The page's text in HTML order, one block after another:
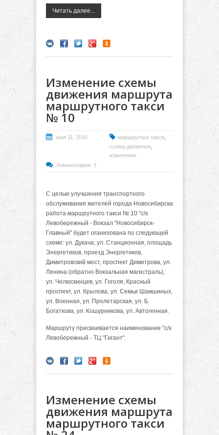
Читать далее...
Изменение схемы
движения маршрута
маршрутного такси
№ 10
мая 11, 2016 маршрутное такси,
схема движения,
изменение
Комментарии: 3
С целью улучшения транспортного
обслуживания жителей города Новосибирска
работа маршрутного такси № 10 "с/х
Левобережный - Вокзал "Новосибирск-
Главный" будет оганизована по следующей
схеме: ул. Дукача, ул. Станционная, площадь
Энергетиков, проезд Энергетиков,
Димитровский мост, проспект Димитрова, ул.
Ленина (обратно Вокзальная магистраль),
ул. Челюскинцев, ул. Гоголя, Красный
проспект, ул. Крылова, ул. Семьи Шамшиных,
ул. Военная, ул. Пролетарская, ул. Б.
Богаткова, ул. Кошурникова, ул. Автогенная.
Маршруту присваивается наименование "с/х
Левобережный - ТЦ "Гигант".
Изменение схемы
движения маршрута
маршрутного такси